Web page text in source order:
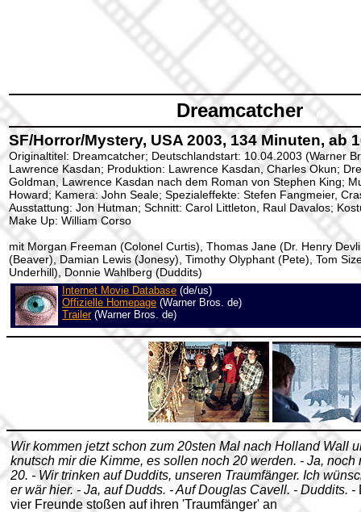
Dreamcatcher
SF/Horror/Mystery, USA 2003, 134 Minuten, ab
Originaltitel: Dreamcatcher; Deutschlandstart: 10.04.2003 (Warner
Lawrence Kasdan; Produktion: Lawrence Kasdan, Charles Okun;
Goldman, Lawrence Kasdan nach dem Roman von Stephen King;
Howard; Kamera: John Seale; Spezialeffekte: Stefen Fangmeier,
Ausstattung: Jon Hutman; Schnitt: Carol Littleton, Raul Davalos;
Make Up: William Corso
mit Morgan Freeman (Colonel Curtis), Thomas Jane (Dr. Henry
(Beaver), Damian Lewis (Jonesy), Timothy Olyphant (Pete), Tom
Underhill), Donnie Wahlberg (Duddits)
Internet Movie Database (de/us)
Offizielle Homepage (Warner Bros. de)
Trailer(Warner Bros. de)
Wir kommen jetzt schon zum 20sten Mal nach Holland Wall
knutsch mir die Kimme, es sollen noch 20 werden. - Ja, noch
20. - Wir trinken auf Duddits, unseren Traumfänger. Ich
er wär hier. - Ja, auf Dudds. - Auf Douglas Cavell. - Duddits. -
vier Freunde stoßen auf ihren 'Traumfänger' an